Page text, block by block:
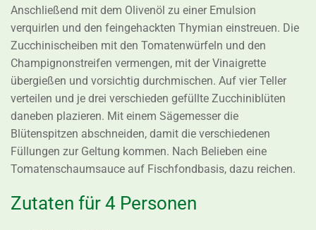
Anschließend mit dem Olivenöl zu einer Emulsion
verquirlen und den feingehackten Thymian einstreuen. Die
Zucchinischeiben mit den Tomatenwürfeln und den
Champignonstreifen vermengen, mit der Vinaigrette
übergießen und vorsichtig durchmischen. Auf vier Teller
verteilen und je drei verschieden gefüllte Zucchiniblüten
daneben plazieren. Mit einem Sägemesser die
Blütenspitzen abschneiden, damit die verschiedenen
Füllungen zur Geltung kommen. Nach Belieben eine
Tomatenschaumsauce auf Fischfondbasis, dazu reichen.
Zutaten für 4 Personen